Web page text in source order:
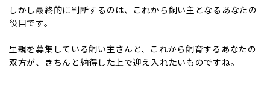
しかし最終的に判断するのは、これから飼い主となるあなたの
役目です。
里親を募集している飼い主さんと、これから飼育するあなたの
双方が、きちんと納得した上で迎え入れたいものですね。